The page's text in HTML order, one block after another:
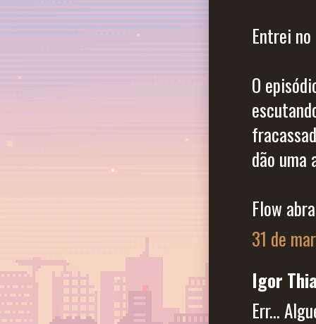
Entrei
O
dão uma
Flow
31 de
Igor
Err...